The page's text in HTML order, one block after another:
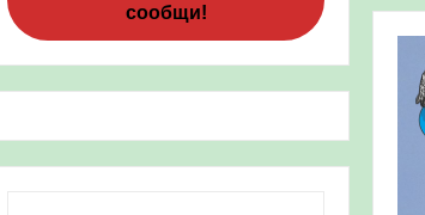
Итоги акции «Весенняя
«Весенняя перекличка-
Мероприятие для ребят из
сообщи!